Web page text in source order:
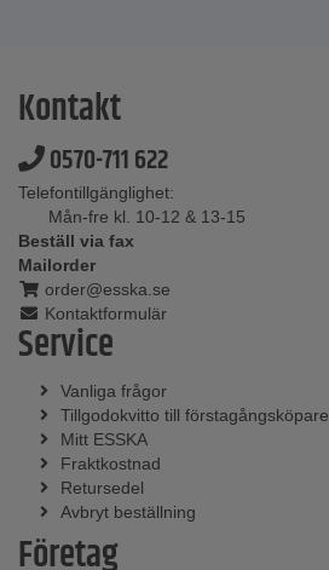
Kontakt
0570-711 622
Telefontillgänglighet:
Mån-fre kl. 10-12 & 13-15
Beställ via fax
Mailorder
order@esska.se
Kontaktformulär
Service
Vanliga frågor
Tillgodokvitto till förstagångsköpare
Mitt ESSKA
Fraktkostnad
Retursedel
Avbryt beställning
Företag